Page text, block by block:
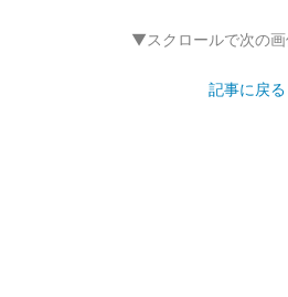
▼スクロールで次の
記事に戻る